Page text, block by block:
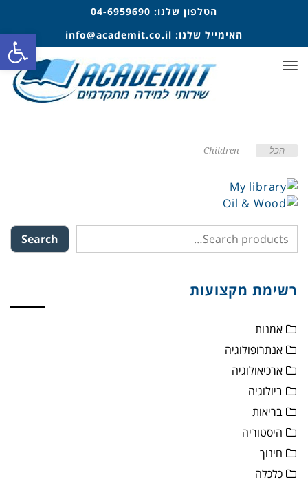
הטלפון שלנו: 04-6959690
האימייל שלנו: info@academit.co.il
תפריט
הכל Children
Search
רשימת מקצועות
אמנות
אנתרופולוגיה
ארכיאולוגיה
ביולוגיה
בריאות
היסטוריה
חינוך
כלכלה
פתח